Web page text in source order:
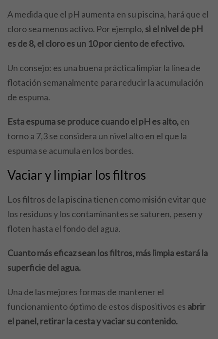
A medida que el pH aumenta en su piscina, hará que el
cloro sea menos activo. Por ejemplo, si el nivel de pH
es de 8, el cloro es un 10 por ciento de efectivo.
Un consejo: es una buena práctica limpiar la línea de
flotación semanalmente para reducir la acumulación
de espuma.
Esta espuma se produce cuando el pH es alto,en
torno a 7,3 se considera un nivel alto en el que la
espuma se acumula en los bordes.
Vaciar y limpiar los filtros
Los filtros de la piscina tienen como misión evitar que
los residuos y los contaminantes se saturen, pesen y
floten hasta el fondo del agua.
Cuanto más eficaz sean los filtros, más limpia estará la
superficie del agua.
Una de las mejores formas de mantener el
funcionamiento óptimo de estos dispositivos es abrir
el panel, retirar la cesta y vaciar su contenido.